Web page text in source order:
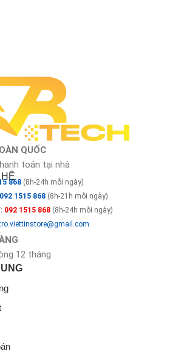
QUỐC
toán tại nhà
868 (8h-24h mỗi ngày)
092 1515 868 (8h-21h mỗi ngày)
092 1515 868 (8h-24h mỗi ngày)
12 tháng